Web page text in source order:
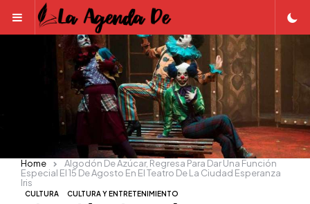
Menu
CULTURA CULTURA Y ENTRETENIMIENTO
Home
Algodón De Azúcar, Regresa Para Dar Una Función
Especial El 15 De Agosto En El Teatro De La Ciudad Esperanza
Iris